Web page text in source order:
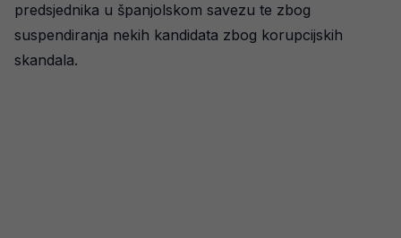
predsjednika u španjolskom savezu te zbog
suspendiranja nekih kandidata zbog korupcijskih
skandala.